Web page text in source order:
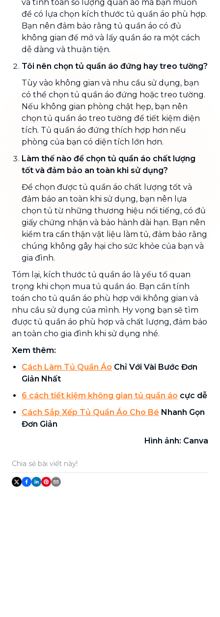
và tính toán số lượng quần áo mà bạn muốn
để có lựa chọn kích thước tủ quần áo phù hợp.
Bạn nên đảm bảo rằng tủ quần áo có đủ
không gian để mở và lấy quần áo ra một cách
dễ dàng và thuận tiện.
Tôi nên chọn tủ quần áo đứng hay treo tường?
Tùy vào không gian và nhu cầu sử dụng, bạn
có thể chọn tủ quần áo đứng hoặc treo tường.
Nếu không gian phòng chật hẹp, bạn nên
chọn tủ quần áo treo tường để tiết kiệm diện
tích. Tủ quần áo đứng thích hợp hơn nếu
phòng của bạn có diện tích lớn hơn.
Làm thế nào để chọn tủ quần áo chất lượng
tốt và đảm bảo an toàn khi sử dụng?
Để chọn được tủ quần áo chất lượng tốt và
đảm bảo an toàn khi sử dụng, bạn nên lựa
chọn tủ từ những thương hiệu nổi tiếng, có đủ
giấy chứng nhận và bảo hành dài hạn. Bạn nên
kiểm tra cẩn thận vật liệu làm tủ, đảm bảo rằng
chúng không gây hại cho sức khỏe của bạn và
gia đình.
Tóm lại, kích thước tủ quần áo là yếu tố quan
trọng khi chọn mua tủ quần áo. Bạn cần tính
toán cho tủ quần áo phù hợp với không gian và
nhu cầu sử dụng của mình. Hy vọng bạn sẽ tìm
được tủ quần áo phù hợp và chất lượng, đảm bảo
an toàn cho gia đình khi sử dụng nhé.
Xem thêm:
Cách Làm Tủ Quần Áo Chỉ Với Vài Bước Đơn
Giản Nhất
6 cách tiết kiệm không gian tủ quần áo cực dễ
Cách Sắp Xếp Tủ Quần Áo Cho Bé Nhanh Gọn
Đơn Giản
Hình ảnh: Canva
Chia sẻ bài viết này!